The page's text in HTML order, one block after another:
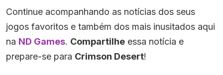
Continue acompanhando as notícias dos seus
jogos favoritos e também dos mais inusitados aqui
na ND Games. Compartilhe essa notícia e
prepare-se para Crimson Desert!